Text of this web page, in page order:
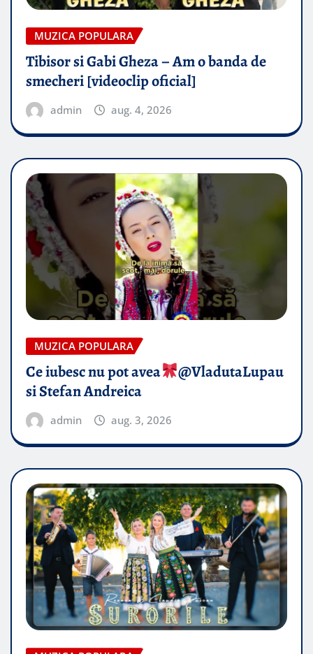
MUZICA POPULARA
Tibisor si Gabi Gheza – Am o banda de
smecheri [videoclip oficial]
admin aug. 4, 2026
MUZICA POPULARA
Ce iubesc nu pot avea
​@VladutaLupau
si Stefan Andreica
admin aug. 3, 2026